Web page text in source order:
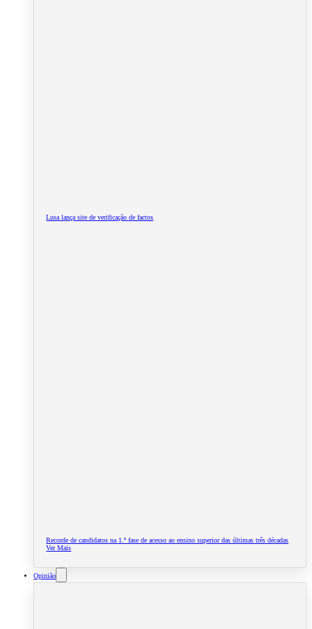
Lusa lança site de verificação de factos
Recorde de candidatos na 1.ª fase de acesso ao ensino superior das últimas três décadas
Ver Mais
Opinião